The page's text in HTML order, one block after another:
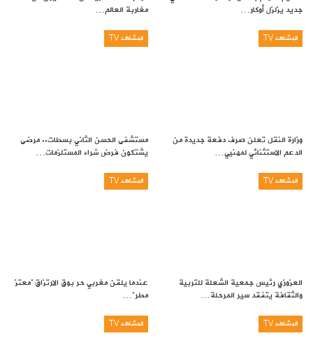
جديد يزلزل أوكار…
مغاربة العالم…
المشاهد TV
وزارة النقل تعلن صرف دفعة جديدة من
الدعم الاستثنائي لمهنيي…
المشاهد TV
مستشفى الحسن الثاني بسطات.. مرضى
يشتكون فرض شراء المستلزمات…
المشاهد TV
العزوزي رئيس جمعية الشعلة للتربية
والثقافة يتفقد سير المرحلة…
المشاهد TV
عندما يلقن مغربي حر بوق الارتزاق “معتز
مطر”…
المشاهد TV المشاهد TV